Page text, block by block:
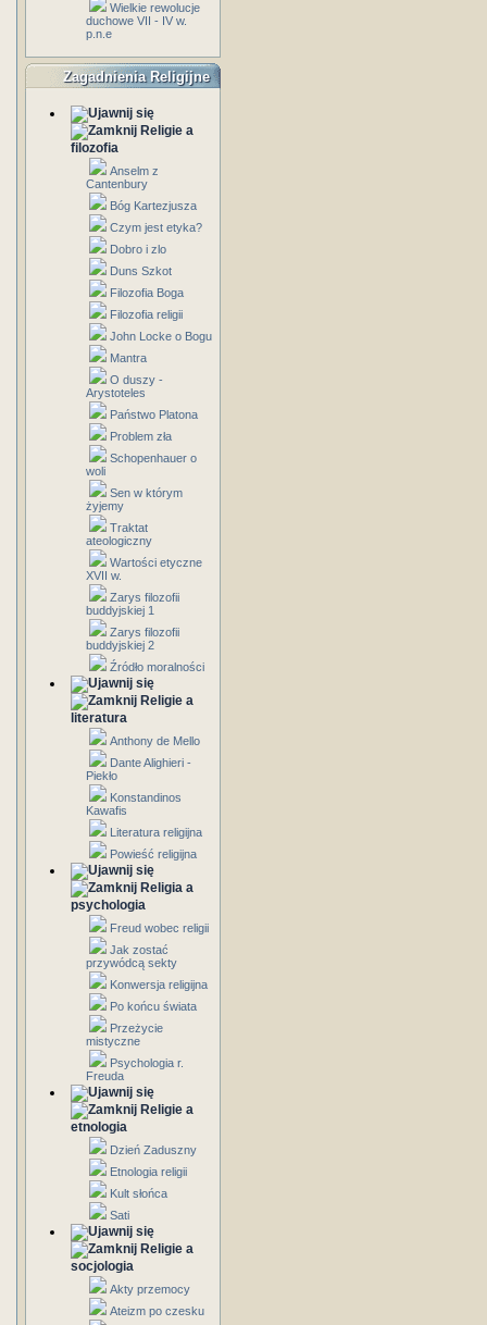
Wielkie rewolucje
duchowe VII - IV w.
p.n.e
Zagadnienia Religijne
Religie a
filozofia
Anselm z
Cantenbury
Bóg Kartezjusza
Czym jest etyka?
Dobro i zlo
Duns Szkot
Filozofia Boga
Filozofia religii
John Locke o Bogu
Mantra
O duszy -
Arystoteles
Państwo Platona
Problem zła
Schopenhauer o
woli
Sen w którym
żyjemy
Traktat
ateologiczny
Wartości etyczne
XVII w.
Zarys filozofii
buddyjskiej 1
Zarys filozofii
buddyjskiej 2
Źródło moralności
Religie a
literatura
Anthony de Mello
Dante Alighieri -
Piekło
Konstandinos
Kawafis
Literatura religijna
Powieść religijna
Religia a
psychologia
Freud wobec religii
Jak zostać
przywódcą sekty
Konwersja religijna
Po końcu świata
Przeżycie
mistyczne
Psychologia r.
Freuda
Religie a
etnologia
Dzień Zaduszny
Etnologia religii
Kult słońca
Sati
Religie a
socjologia
Akty przemocy
Ateizm po czesku